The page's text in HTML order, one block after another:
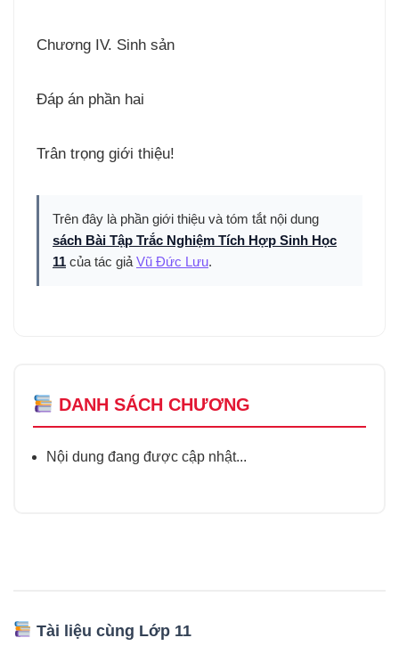
Chương IV. Sinh sản
Đáp án phần hai
Trân trọng giới thiệu!
Trên đây là phần giới thiệu và tóm tắt nội dung
sách Bài Tập Trắc Nghiệm Tích Hợp Sinh Học
11 của tác giả Vũ Đức Lưu.
DANH SÁCH CHƯƠNG
Nội dung đang được cập nhật...
Tài liệu cùng Lớp 11